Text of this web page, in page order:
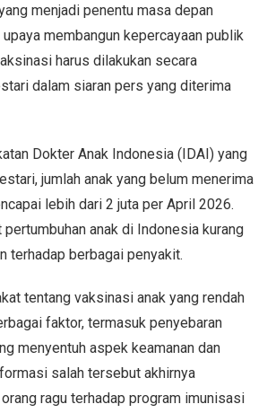
menjadi penentu masa depan
membangun kepercayaan publik
harus dilakukan secara
dalam siaran pers yang diterima
Dokter Anak Indonesia (IDAI) yang
jumlah anak yang belum menerima
lebih dari 2 juta per April 2026.
anak di Indonesia kurang
terhadap berbagai penyakit.
tentang vaksinasi anak yang rendah
faktor, termasuk penyebaran
menyentuh aspek keamanan dan
salah tersebut akhirnya
ragu terhadap program imunisasi